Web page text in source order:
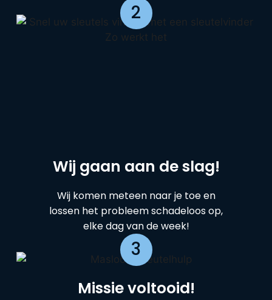
2
Wij gaan aan de slag!
Wij komen meteen naar je toe en
lossen het probleem schadeloos op,
elke dag van de week!
3
Missie voltooid!